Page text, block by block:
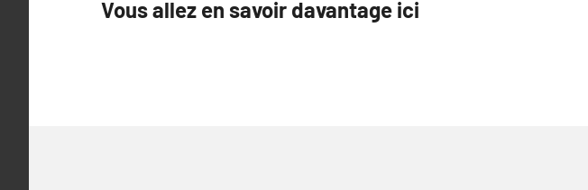
de
Vous allez en savoir davantage ici